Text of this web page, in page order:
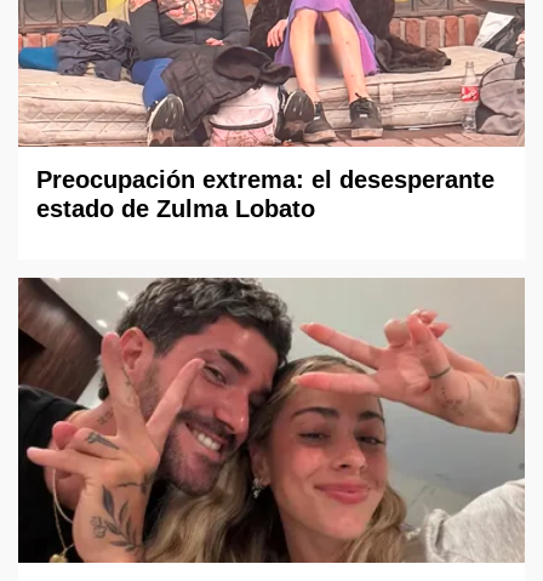
Preocupación extrema: el desesperante
estado de Zulma Lobato